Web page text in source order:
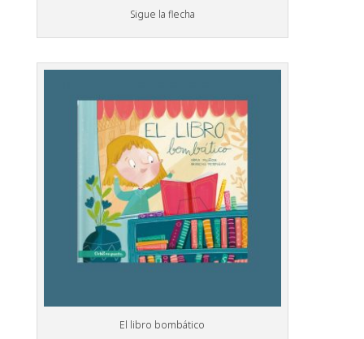
Sigue la flecha
El libro bombático